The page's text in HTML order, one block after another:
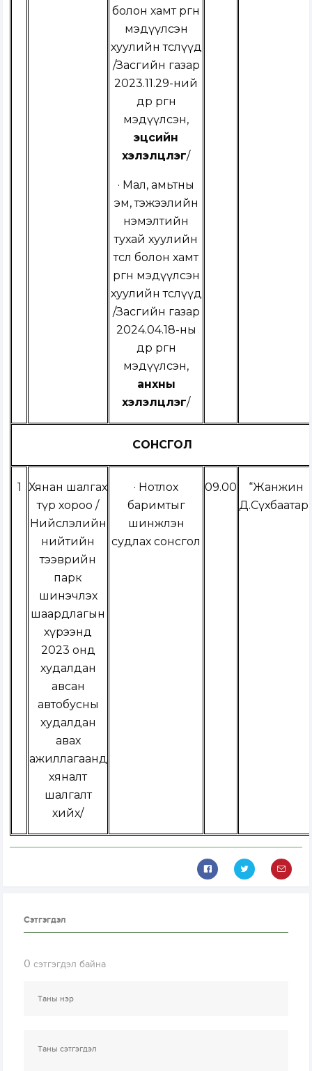
болон хамт өргөн
мэдүүлсэн
хуулийн төслүүд
/Засгийн газар
2023.11.29-ний
өдөр өргөн
мэдүүлсэн,
эцсийн
хэлэлцүүлэг/
· Мал, амьтны
эм, тэжээлийн
нэмэлтийн
тухай хуулийн
төсөл болон хамт
өргөн мэдүүлсэн
хуулийн төслүүд
/Засгийн газар
2024.04.18-ны
өдөр өргөн
мэдүүлсэн,
анхны
хэлэлцүүлэг/
СОНСГОЛ
1
Хянан шалгах
түр хороо /
Нийслэлийн
нийтийн
тээврийн
парк
шинэчлэх
шаардлагын
хүрээнд
2023 онд
худалдан
авсан
автобусны
худалдан
авах
ажиллагаанд
хяналт
шалгалт
хийх/
· Нотлох
баримтыг
шинжлэн
судлах сонсгол
09.00
“Жанжин
Сэтгэгдэл
0 сэтгэгдэл байна